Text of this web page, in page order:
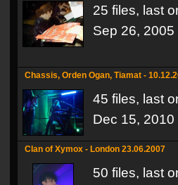
25 files, last
Sep 26, 2005
Chassis, Orden Ogan, Tiamat -
45 files, last
Dec 15, 2010
Clan of Xymox - London 23.06.2007
50 files, last